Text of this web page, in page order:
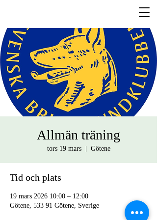
Allmän träning
tors 19 mars
  |
Götene
Tid och plats
19 mars 2026 10:00 – 12:00
Götene, 533 91 Götene, Sverige